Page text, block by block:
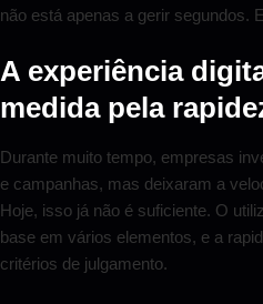
não está apenas a gerir segundos.
A experiência
medida pela
Durante muito tempo, empresas
e campanhas, mas deixaram a
Hoje, isso já não é suficiente. O
base em vários elementos, e a
critérios de julgamento.